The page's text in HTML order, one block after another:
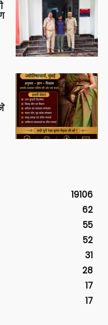
19106
62
55
52
31
28
17
17